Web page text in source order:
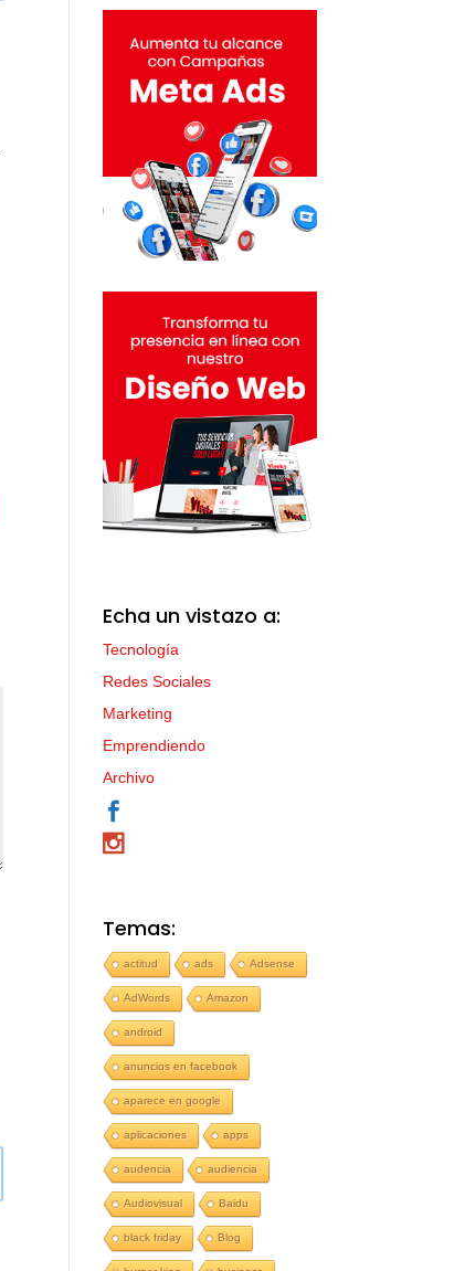
Echa un vistazo a:
Tecnología
Redes Sociales
Marketing
Emprendiendo
Archivo
Temas:
actitud ads Adsense
AdWords Amazon
android
anuncios en facebook
aparece en google
aplicaciones apps
audencia audiencia
Audiovisual Baidu
black friday Blog